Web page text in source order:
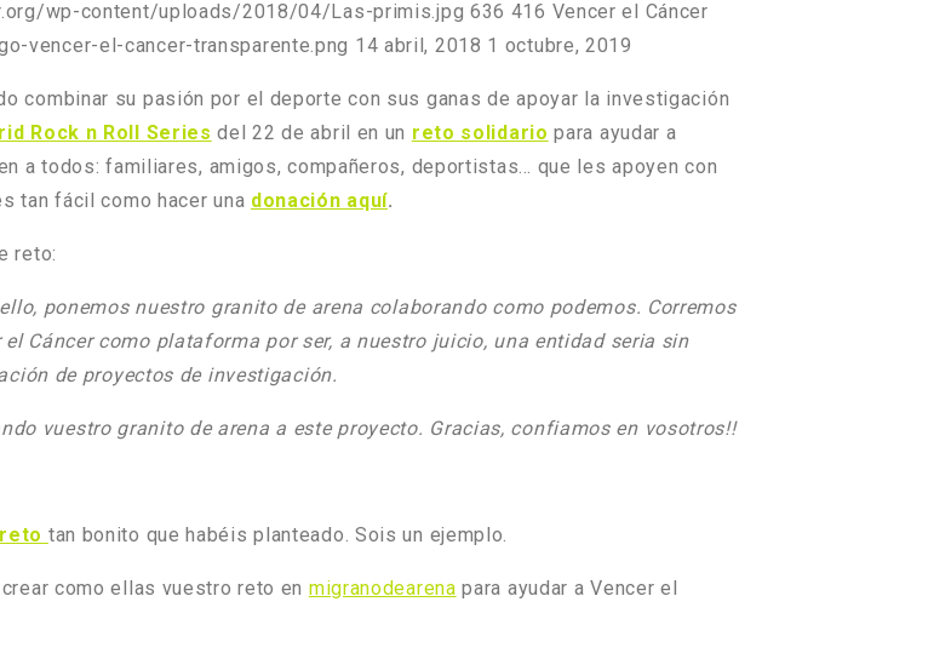
wp-content/uploads/2018/04/Las-primis.jpg 636 416 Vencer el Cáncer
vencer-el-cancer-transparente.png 14 abril, 2018 1 octubre, 2019
combinar su pasión por el deporte con sus ganas de apoyar la investigación
Rock n Roll Series del 22 de abril en un reto solidario para ayudar a
a todos: familiares, amigos, compañeros, deportistas… que les apoyen con
tan fácil como hacer una donación aquí.
reto:
ponemos nuestro granito de arena colaborando como podemos. Corremos
Cáncer como plataforma por ser, a nuestro juicio, una entidad seria sin
de proyectos de investigación.
vuestro granito de arena a este proyecto. Gracias, confiamos en vosotros!!
reto tan bonito que habéis planteado. Sois un ejemplo.
como ellas vuestro reto en migranodearena para ayudar a Vencer el